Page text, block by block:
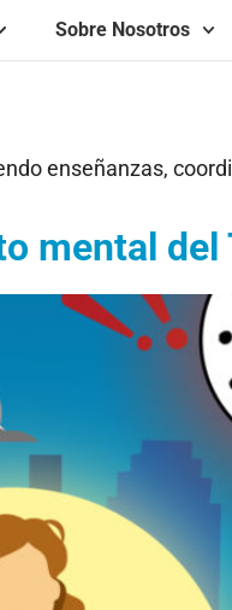
Sobre Nosotros
enseñanzas,
mental del